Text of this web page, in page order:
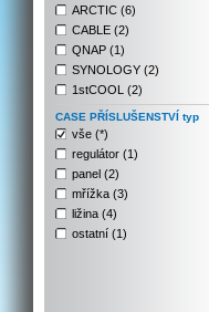
ARCTIC (6)
CABLE (2)
QNAP (1)
SYNOLOGY (2)
1stCOOL (2)
CASE PŘÍSLUŠENSTVÍ typ
vše (*)
regulátor (1)
panel (2)
mřížka (3)
ližina (4)
ostatní (1)